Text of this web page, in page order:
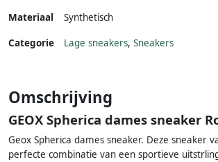
Materiaal
Synthetisch
Categorie Lage sneakers, Sneakers
Omschrijving
GEOX Spherica dames sneaker
Geox Spherica dames sneaker. Deze sneaker
perfecte combinatie van een sportieve